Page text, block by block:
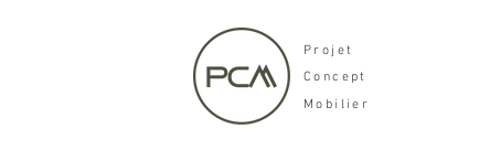
Projet
Concept
Mobilier